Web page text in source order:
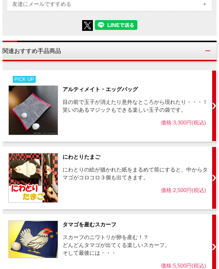
友達にメールですすめる
関連おすすめ手品商品
PICK UP
アルティメイト・エッグバッグ
目の前で玉子が消えたり意外なところから現れたり・・・！
笑いのあるマジックもできる楽しい玉子の袋です。
価格:3,300円(税込)
にわとりたまご
にわとりの絵が描かれた紙をまるめて筒にすると、中からタ
マゴがコロコロ３個も出てきます。
価格:2,500円(税込)
タマゴを産むスカーフ
スカーフのニワトリが卵を産む！？
どんどんタマゴが出てくる楽しいスカーフ。
そして最後には・・・
価格:5,500円(税込)